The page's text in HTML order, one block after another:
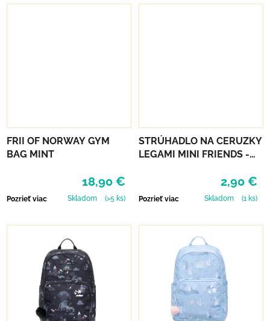
FRII OF NORWAY GYM
BAG MINT
18,90 €
Pozrieť viac Skladom (>5 ks)
STRÚHADLO NA CERUZKY
LEGAMI MINI FRIENDS -
2,90 €
Pozrieť viac Skladom (1 ks)